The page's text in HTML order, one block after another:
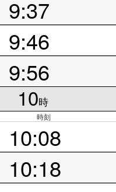
9:37
9:46
9:56
10時
時刻
10:08
10:18